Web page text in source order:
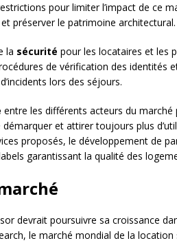
pour limiter l’impact de ce
préserver le patrimoine architectural.
la sécurité pour les locataires et les
de vérification des identités
lors des séjours.
entre les différents acteurs du
et attirer toujours plus
proposés, le développement de
garantissant la qualité des
devrait poursuivre sa croissance
le marché mondial de la